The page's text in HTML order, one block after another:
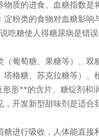
质的进食。血糖指数
粉类的食物对血糖影
吃糖使人得糖尿病是错误
葡萄糖、果糖等）、
格糖、苏克拉糖等）
形**的含片、糖锭剂和
开发新型甜味剂是适合
进行吸收，人体能直